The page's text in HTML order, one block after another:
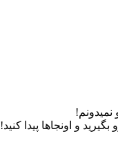
و اونجاها پیدا کنید!